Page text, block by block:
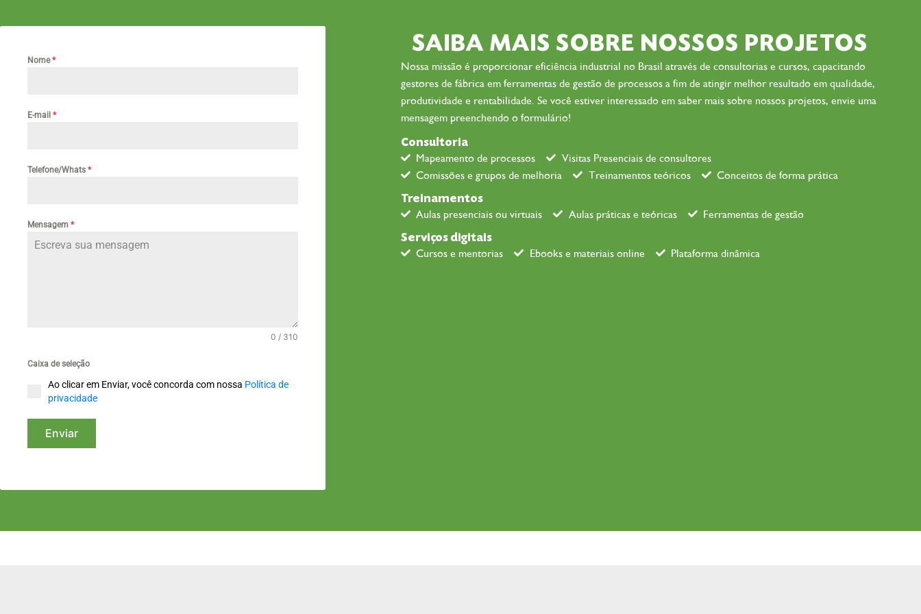
Nome*
E-mail*
Telefone/Whats*
Mensagem*
0 / 310
Caixa de seleção
Ao clicar em Enviar, você concorda com nossa Política de
privacidade
Enviar
SAIBA MAIS SOBRE NOSSOS PROJETOS
Nossa missão é proporcionar eficiência industrial no Brasil através de consultorias e cursos, capacitando
gestores de fábrica em ferramentas de gestão de processos a fim de atingir melhor resultado em qualidade,
produtividade e rentabilidade. Se você estiver interessado em saber mais sobre nossos projetos, envie uma
mensagem preenchendo o formulário!
Consultoria
Mapeamento de processos
Visitas Presenciais de consultores
Comissões e grupos de melhoria
Treinamentos teóricos Conceitos de forma prática
Treinamentos
Aulas presenciais ou virtuais Aulas práticas e teóricas Ferramentas de gestão
Serviços digitais
Cursos e mentorias Ebooks e materiais online Plataforma dinâmica